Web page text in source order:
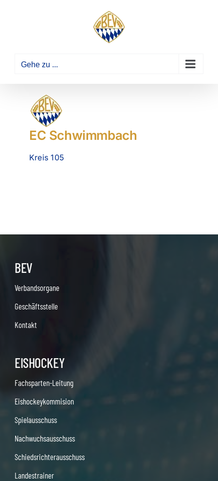
Gehe zu ...
EC Schwimmbach
Kreis 105
BEV
Verbandsorgane
Geschäftsstelle
Kontakt
EISHOCKEY
Fachsparten-Leitung
Eishockeykommision
Spielausschuss
Nachwuchsausschuss
Schiedsrichterausschuss
Landestrainer